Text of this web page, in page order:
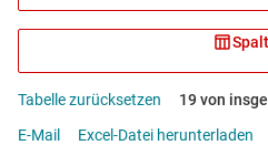
Tabelle zurücksetzen
19 von
E-Mail
Excel-Datei herunterladen